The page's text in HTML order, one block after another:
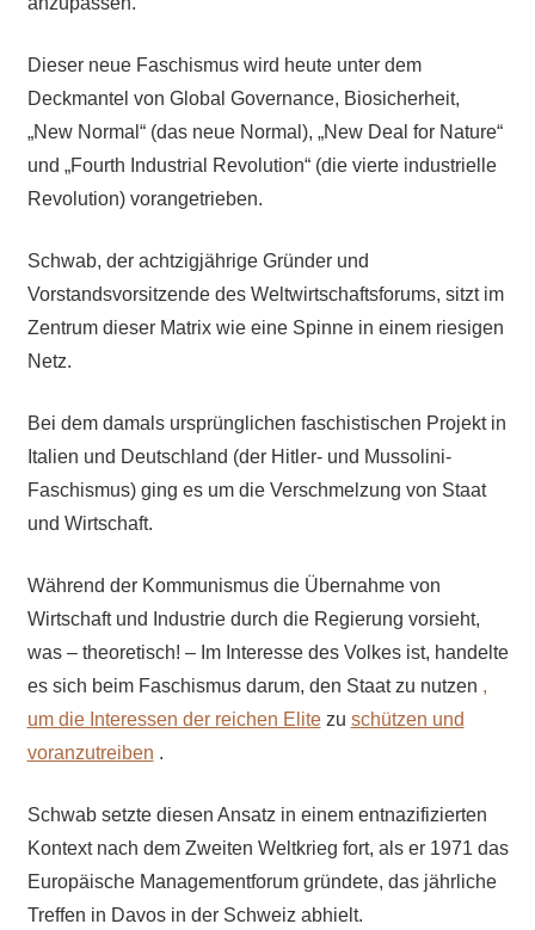
Dieser neue Faschismus wird heute unter dem
Deckmantel von Global Governance, Biosicherheit,
„New Normal“ (das neue Normal), „New Deal for Nature“
und „Fourth Industrial Revolution“ (die vierte industrielle
Revolution) vorangetrieben.
Schwab, der achtzigjährige Gründer und
Vorstandsvorsitzende des Weltwirtschaftsforums, sitzt im
Zentrum dieser Matrix wie eine Spinne in einem riesigen
Netz.
Bei dem damals ursprünglichen faschistischen Projekt in
Italien und Deutschland (der Hitler- und Mussolini-
Faschismus) ging es um die Verschmelzung von Staat
und Wirtschaft.
Während der Kommunismus die Übernahme von
Wirtschaft und Industrie durch die Regierung vorsieht,
was – theoretisch! – Im Interesse des Volkes ist, handelte
es sich beim Faschismus darum, den Staat zu nutzen ,
um die Interessen der reichen Elitezu schützen und
voranzutreiben .
Schwab setzte diesen Ansatz in einem entnazifizierten
Kontext nach dem Zweiten Weltkrieg fort, als er 1971 das
Europäische Managementforum gründete, das jährliche
Treffen in Davos in der Schweiz abhielt.